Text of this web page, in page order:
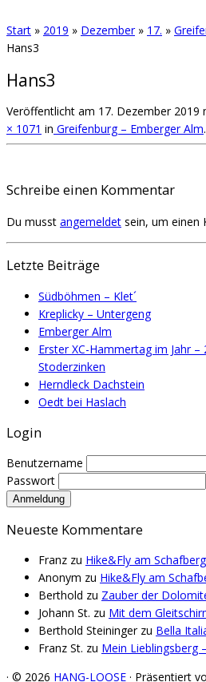
Start » 2019 » Dezember » 17. »
Hans3
Hans3
Veröffentlicht am 17. Dezember 2019
× 1071 in Greifenburg – Emberger Alm.
Schreibe einen Kommentar
Du musst angemeldet sein, um einen
Letzte Beiträge
Südböhmen – Klet´
Kreplicky – Untergeng
Emberger Alm
Erster XC-Hammertag im Jahr –
Stoderzinken
Herndleck Dachstein
Oedt bei Haslach
Login
Benutzername
Passwort
Neueste Kommentare
Franz zu Hike&Fly am Schafberg
Anonym zu Hike&Fly am
Berthold zu Zauber der
Johann St. zu Mit dem
Berthold Steiningerzu Bella
Franz St. zu Mein Lieblingsberg
· © 2026 HANG-LOOSE · Präsentiert